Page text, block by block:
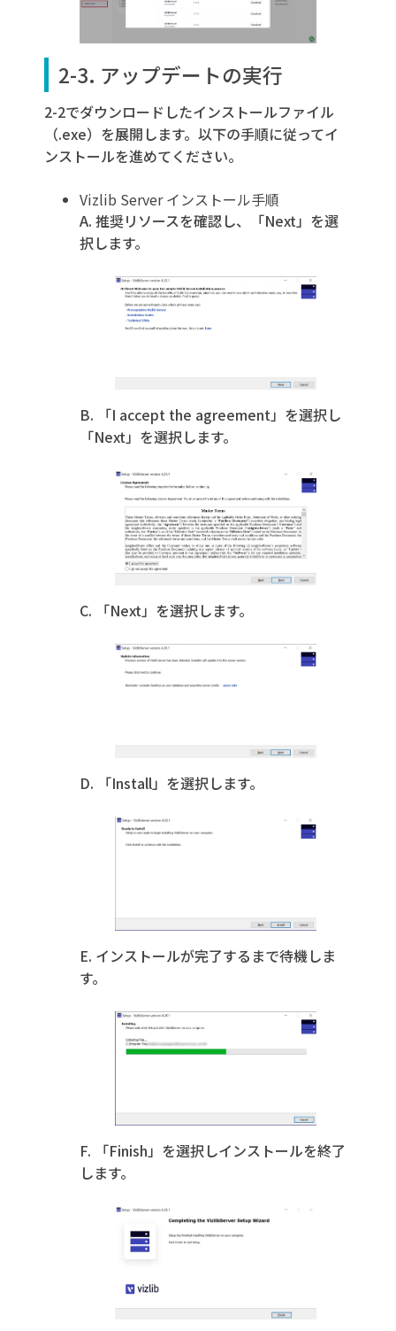
2-3. アップデートの実行
2-2でダウンロードしたインストールファイル
（.exe）を展開します。以下の手順に従ってイ
ンストールを進めてください。
Vizlib Server インストール手順
A. 推奨リソースを確認し、「Next」を選
択します。
B. 「I accept the agreement」を選択し
「Next」を選択します。
C. 「Next」を選択します。
D. 「Install」を選択します。
E. インストールが完了するまで待機しま
す。
F. 「Finish」を選択しインストールを終了
します。